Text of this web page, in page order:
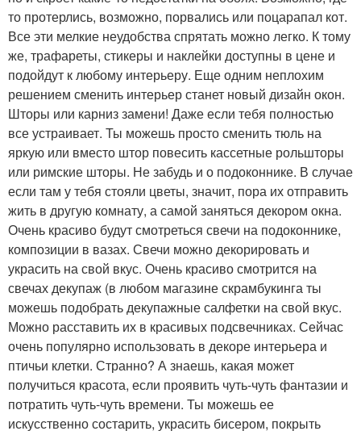
то протерлись, возможно, порвались или поцарапал кот.
Все эти мелкие неудобства спрятать можно легко. К тому
же, трафареты, стикеры и наклейки доступны в цене и
подойдут к любому интерьеру. Еще одним неплохим
решением сменить интерьер станет новый дизайн окон.
Шторы или карниз замени! Даже если тебя полностью
все устраивает. Ты можешь просто сменить тюль на
яркую или вместо штор повесить кассетные рольшторы
или римские шторы. Не забудь и о подоконнике. В случае
если там у тебя стояли цветы, значит, пора их отправить
жить в другую комнату, а самой заняться декором окна.
Очень красиво будут смотреться свечи на подоконнике,
композиции в вазах. Свечи можно декорировать и
украсить на свой вкус. Очень красиво смотрится на
свечах декупаж (в любом магазине скрамбукинга ты
можешь подобрать декупажные салфетки на свой вкус.
Можно расставить их в красивых подсвечниках. Сейчас
очень популярно использовать в декоре интерьера и
птичьи клетки. Странно? А знаешь, какая может
получиться красота, если проявить чуть-чуть фантазии и
потратить чуть-чуть времени. Ты можешь ее
искусственно состарить, украсить бисером, покрыть